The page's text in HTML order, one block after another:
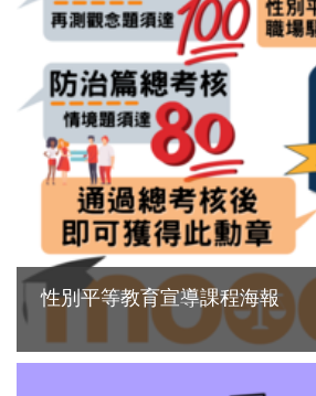
性別平等教育宣導課程海報